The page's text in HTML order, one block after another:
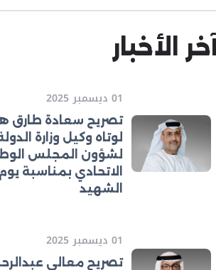
آخر الأخبار
01 ديسمبر 2025
تصريح سعادة طارق
لوتاه وكيل وزارة
لشؤون المجلس
الاتحادي بمناسبة يوم
الشهيد
01 ديسمبر 2025
تصريح معالي